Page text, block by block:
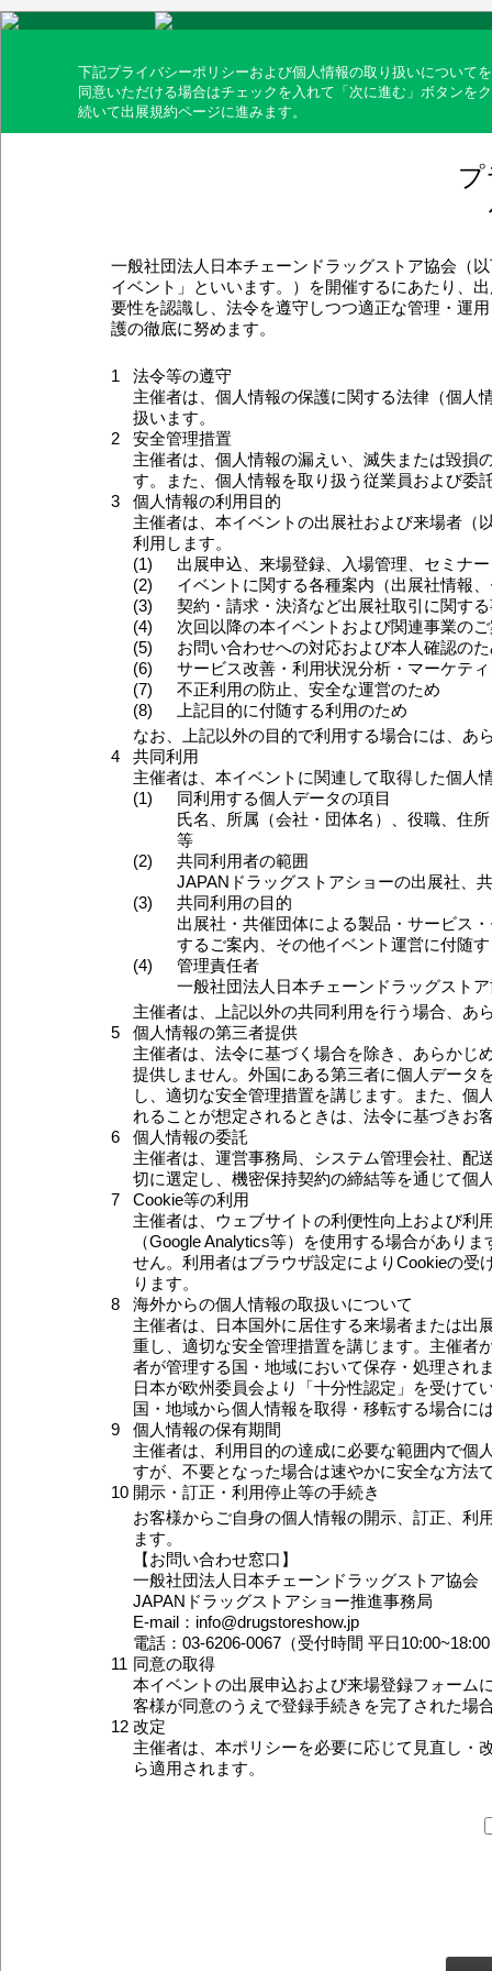
下記プライバシーポリシーおよび個人情報の取り扱いについて
同意いただける場合はチェックを入れて「次に進む」ボタンを
続いて出展規約ページに進みます。
一般社団法人日本チェーンドラッグストア協会（
イベント」といいます。）を開催するにあたり、
要性を認識し、法令を遵守しつつ適正な管理・運
護の徹底に努めます。
1
法令等の遵守
主催者は、個人情報の保護に関する法律（個人
扱います。
2
安全管理措置
主催者は、個人情報の漏えい、滅失または毀損
す。また、個人情報を取り扱う従業員および委
3
個人情報の利用目的
主催者は、本イベントの出展社および来場者（
利用します。
(1)
出展申込、来場登録、入場管理、セミナ
(2)
イベントに関する各種案内（出展社情報
(3)
契約・請求・決済など出展社取引に関す
(4)
次回以降の本イベントおよび関連事業の
(5)
お問い合わせへの対応および本人確認の
(6)
サービス改善・利用状況分析・マーケテ
(7)
不正利用の防止、安全な運営のため
(8)
上記目的に付随する利用のため
なお、上記以外の目的で利用する場合には、あ
4
共同利用
主催者は、本イベントに関連して取得した個人
(1)
同利用する個人データの項目
氏名、所属（会社・団体名）、役職、住
等
(2)
共同利用者の範囲
JAPANドラッグストアショーの出展社、
(3)
共同利用の目的
出展社・共催団体による製品・サービス
するご案内、その他イベント運営に付随
(4)
管理責任者
一般社団法人日本チェーンドラッグスト
主催者は、上記以外の共同利用を行う場合、あ
5
個人情報の第三者提供
主催者は、法令に基づく場合を除き、あらかじ
提供しません。外国にある第三者に個人データ
し、適切な安全管理措置を講じます。また、
れることが想定されるときは、法令に基づきお
6
個人情報の委託
主催者は、運営事務局、システム管理会社、配
切に選定し、機密保持契約の締結等を通じて個
7
Cookie等の利用
主催者は、ウェブサイトの利便性向上および利
（Google Analytics等）を使用する場合があり
せん。利用者はブラウザ設定によりCookieの受
ります。
8
海外からの個人情報の取扱いについて
主催者は、日本国外に居住する来場者または出
重し、適切な安全管理措置を講じます。主催者
者が管理する国・地域において保存・処理され
日本が欧州委員会より「十分性認定」を受けて
国・地域から個人情報を取得・移転する場合に
9
個人情報の保有期間
主催者は、利用目的の達成に必要な範囲内で個
すが、不要となった場合は速やかに安全な方法
10 開示・訂正・利用停止等の手続き
お客様からご自身の個人情報の開示、訂正、利
ます。
【お問い合わせ窓口】
一般社団法人日本チェーンドラッグストア協会
JAPANドラッグストアショー推進事務局
E-mail：info@drugstoreshow.jp
電話：03-6206-0067（受付時間 平日
11 同意の取得
本イベントの出展申込および来場登録フォーム
客様が同意のうえで登録手続きを完了された場
12 改定
主催者は、本ポリシーを必要に応じて見直し・
ら適用されます。